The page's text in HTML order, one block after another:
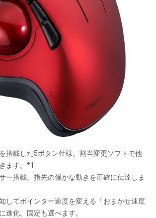
斜角度
：
ボールマウス。本体を動かさなくていいので
になります。机以外の場所で操作できます。
スタンド付き。気分や操作感を変えることが
搭載した5ボタン仕様。割当変更ソフトで他
ます。*1
ー搭載。指先の僅かな動きを正確に伝達しま
してポインター速度を変える「おまかせ速度
進化。固定も選べます。